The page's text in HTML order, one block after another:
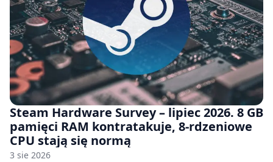
Steam Hardware Survey – lipiec 2026. 8 GB
pamięci RAM kontratakuje, 8-rdzeniowe
CPU stają się normą
3 sie 2026